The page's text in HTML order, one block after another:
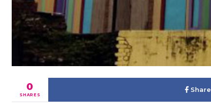
0
SHARES
Share